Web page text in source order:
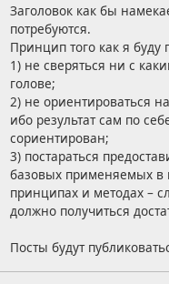
Заголовок как бы
потребуются.
Принцип того как я буду
1) не сверяться ни с
голове;
2) не ориентироваться
ибо результат сам по
сориентирован;
3) постараться
базовых применяемых в
принципах и методах –
должно получиться
Посты будут